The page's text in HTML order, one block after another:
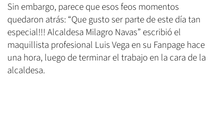
Sin embargo, parece que esos feos momentos
quedaron atrás: “Que gusto ser parte de este día tan
especial!!! Alcaldesa Milagro Navas” escribió el
maquillista profesional Luis Vega en su Fanpage hace
una hora, luego de terminar el trabajo en la cara de la
alcaldesa.